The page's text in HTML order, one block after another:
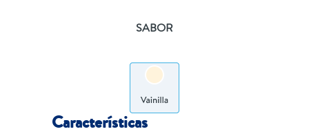
SABOR
Características